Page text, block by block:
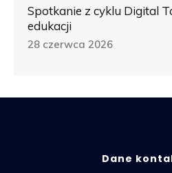
Spotkanie z cyklu Digital
edukacji
28 czerwca 2026
Dane